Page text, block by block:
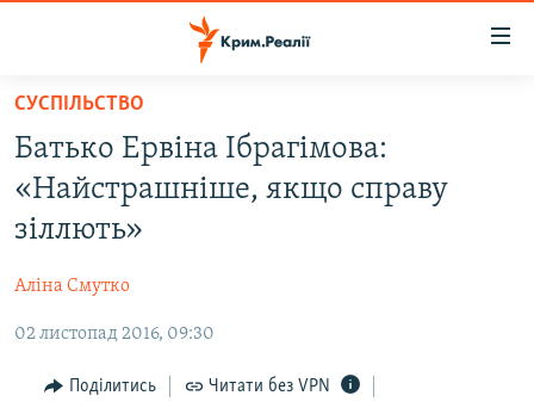
Перейти
основного
матеріалу
Перейти
до
основної
Перейти
пошуку
ВІДЕО ТА ФОТО
БЛОГИ
ПОГЛЯД
ІНТЕРВ'Ю
СУСПІЛЬСТВО
Батько Ервіна Ібрагімова:
«Найстрашніше, якщо справу
зіллють»
Аліна Смутко
02 листопад 2016, 09:30
Поділитись Читати без VPN